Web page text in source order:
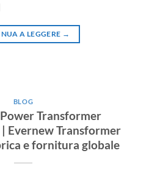
A LEGGERE →
BLOG
Transformer
Evernew Transformer
e fornitura globale